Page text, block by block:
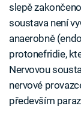
slepě
soustava není
anaerobně
protonefridie,
Nervovou
nervové
především